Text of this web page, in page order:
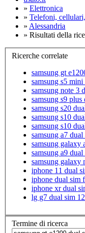
» Elettronica
» Telefoni,
» Alessandria
» Risultati della
Ricerche correlate
samsung gt
samsung s5
samsung note 3
samsung s9 plus
samsung s20
samsung s10
samsung s10
samsung a7 dual
samsung galaxy
samsung a9
samsung galaxy
iphone 11 dual
iphone dual sim
iphone xr dual
lg g7 dual sim
Termine di ricerca